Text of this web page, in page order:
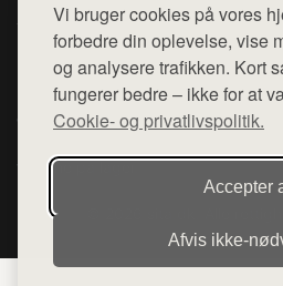
Vi bruger cookies på vores
forbedre din oplevelse, vise
og analysere trafikken. Kort
fungerer bedre – ikke for at
Cookie- og privatlivspolitik.
Accepter
Afvis
Denne side er en del af want.dk,
hjemmesider med præsentation af
diverse webshops. Der sælges ikke
varerne på lager.